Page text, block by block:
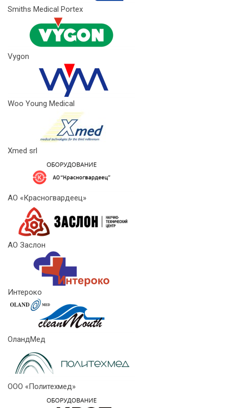
Smiths Medical Portex
Vygon
Woo Young Medical
Xmed srl
АО «Красногвардеец»
АО Заслон
Интероко
ОландМед
ООО «Политехмед»